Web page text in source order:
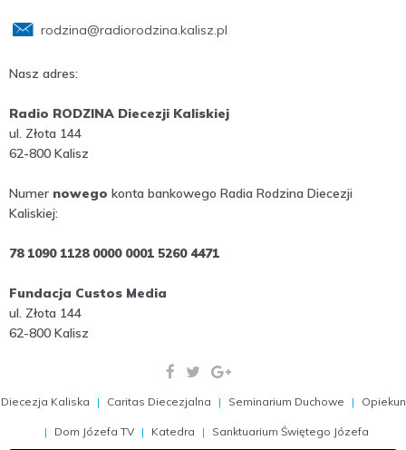
rodzina@radiorodzina.kalisz.pl
Nasz adres:
Radio RODZINA Diecezji Kaliskiej
ul. Złota 144
62-800 Kalisz
Numer nowego konta bankowego Radia Rodzina Diecezji
Kaliskiej:
78 1090 1128 0000 0001 5260 4471
Fundacja Custos Media
ul. Złota 144
62-800 Kalisz
Diecezja Kaliska Caritas Diecezjalna Seminarium Duchowe Opiekun
Dom Józefa TV Katedra Sanktuarium Świętego Józefa